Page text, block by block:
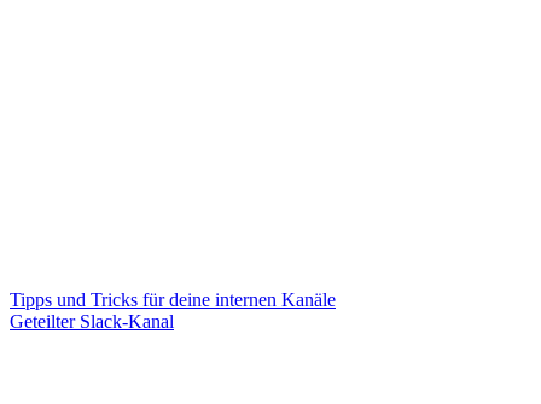
Tipps und Tricks für deine internen Kanäle
Geteilter Slack-Kanal